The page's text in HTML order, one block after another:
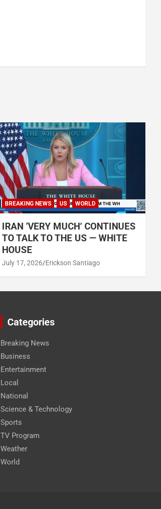
BREAKING NEWS US WORLD
IRAN ‘VERY MUCH’ CONTINUES
TO TALK TO THE US — WHITE
HOUSE
July 17, 2026 Erickson Santiago
Categories
Breaking News
Business
Entertainment
Local
National
Science & Technology
Sports
TV Program
Weather
World